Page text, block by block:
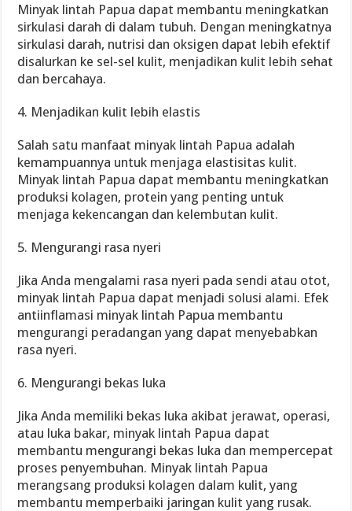
Minyak lintah Papua dapat membantu meningkatkan
sirkulasi darah di dalam tubuh. Dengan meningkatnya
sirkulasi darah, nutrisi dan oksigen dapat lebih efektif
disalurkan ke sel-sel kulit, menjadikan kulit lebih sehat
dan bercahaya.
4. Menjadikan kulit lebih elastis
Salah satu manfaat minyak lintah Papua adalah
kemampuannya untuk menjaga elastisitas kulit.
Minyak lintah Papua dapat membantu meningkatkan
produksi kolagen, protein yang penting untuk
menjaga kekencangan dan kelembutan kulit.
5. Mengurangi rasa nyeri
Jika Anda mengalami rasa nyeri pada sendi atau otot,
minyak lintah Papua dapat menjadi solusi alami. Efek
antiinflamasi minyak lintah Papua membantu
mengurangi peradangan yang dapat menyebabkan
rasa nyeri.
6. Mengurangi bekas luka
Jika Anda memiliki bekas luka akibat jerawat, operasi,
atau luka bakar, minyak lintah Papua dapat
membantu mengurangi bekas luka dan mempercepat
proses penyembuhan. Minyak lintah Papua
merangsang produksi kolagen dalam kulit, yang
membantu memperbaiki jaringan kulit yang rusak.